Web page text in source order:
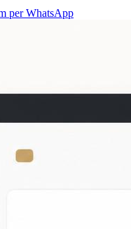
per WhatsApp